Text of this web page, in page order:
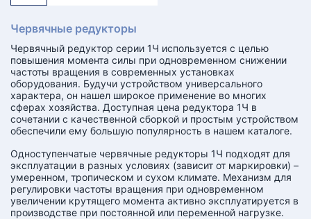
Червячные редукторы
Червячный редуктор серии 1Ч используется с целью
повышения момента силы при одновременном снижении
частоты вращения в современных установках
оборудования. Будучи устройством универсального
характера, он нашел широкое применение во многих
сферах хозяйства. Доступная цена редуктора 1Ч в
сочетании с качественной сборкой и простым устройством
обеспечили ему большую популярность в нашем каталоге.
Одноступенчатые червячные редукторы 1Ч подходят для
эксплуатации в разных условиях (зависит от маркировки) –
умеренном, тропическом и сухом климате. Механизм для
регулировки частоты вращения при одновременном
увеличении крутящего момента активно эксплуатируется в
производстве при постоянной или переменной нагрузке.